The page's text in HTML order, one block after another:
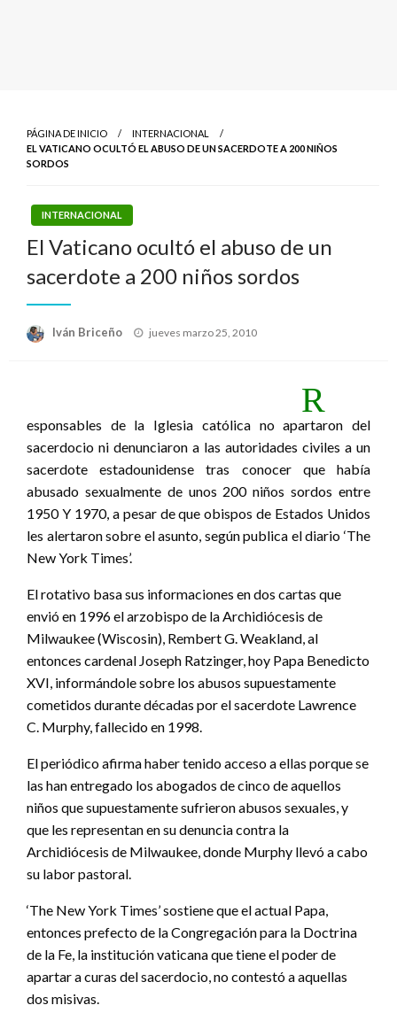
PÁGINA DE INICIO
INTERNACIONAL
EL VATICANO OCULTÓ EL ABUSO DE UN SACERDOTE A 200 NIÑOS
SORDOS
INTERNACIONAL
El Vaticano ocultó el abuso de un
sacerdote a 200 niños sordos
Iván Briceño
Publicado
jueves marzo 25, 2010
R
esponsables de la Iglesia católica no apartaron del
sacerdocio ni denunciaron a las autoridades civiles a un
sacerdote estadounidense tras conocer que había
abusado sexualmente de unos 200 niños sordos entre
1950 Y 1970, a pesar de que obispos de Estados Unidos
les alertaron sobre el asunto, según publica el diario ‘The
New York Times’.
El rotativo basa sus informaciones en dos cartas que
envió en 1996 el arzobispo de la Archidiócesis de
Milwaukee (Wiscosin), Rembert G. Weakland, al
entonces cardenal Joseph Ratzinger, hoy Papa Benedicto
XVI, informándole sobre los abusos supuestamente
cometidos durante décadas por el sacerdote Lawrence
C. Murphy, fallecido en 1998.
El periódico afirma haber tenido acceso a ellas porque se
las han entregado los abogados de cinco de aquellos
niños que supuestamente sufrieron abusos sexuales, y
que les representan en su denuncia contra la
Archidiócesis de Milwaukee, donde Murphy llevó a cabo
su labor pastoral.
‘The New York Times’ sostiene que el actual Papa,
entonces prefecto de la Congregación para la Doctrina
de la Fe, la institución vaticana que tiene el poder de
apartar a curas del sacerdocio, no contestó a aquellas
dos misivas.